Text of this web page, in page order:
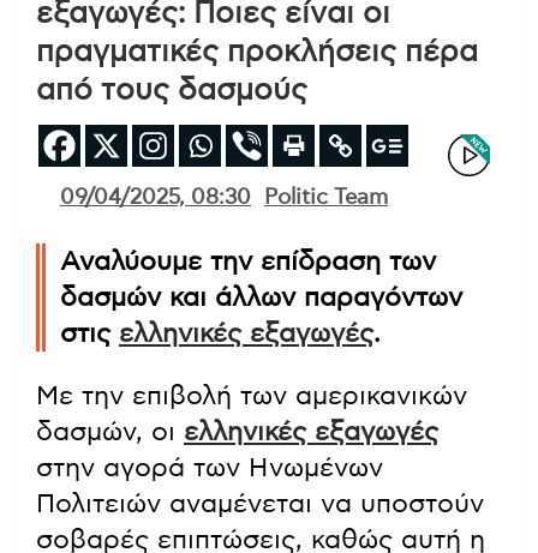
εξαγωγές: Ποιες είναι οι
πραγματικές προκλήσεις πέρα
από τους δασμούς
09/04/2025, 08:30 Politic Team
Αναλύουμε την επίδραση των
δασμών και άλλων παραγόντων
στις ελληνικές εξαγωγές.
Με την επιβολή των αμερικανικών
δασμών, οι ελληνικές εξαγωγές
στην αγορά των Ηνωμένων
Πολιτειών αναμένεται να υποστούν
σοβαρές επιπτώσεις, καθώς αυτή η